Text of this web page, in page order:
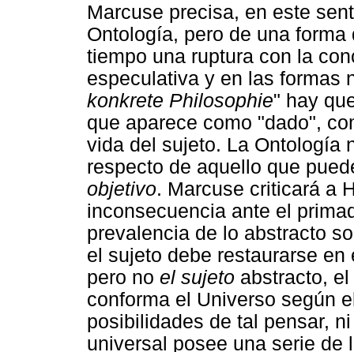
Marcuse precisa, en este
Ontología, pero de una
tiempo una ruptura con la
especulativa y en las formas
konkrete Philosophie" hay
que aparece como "dado",
vida del sujeto. La Ontología
respecto de aquello que
objetivo. Marcuse criticará a
inconsecuencia ante el
prevalencia de lo abstracto
el sujeto debe restaurarse
pero no el sujeto abstracto,
conforma el Universo según
posibilidades de tal pensar,
universal posee una serie